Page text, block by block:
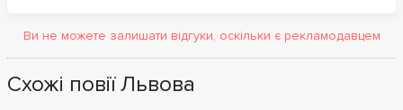
Ви не можете залишати відгуки, оскільки є рекламодавцем
Схожі повії Львова